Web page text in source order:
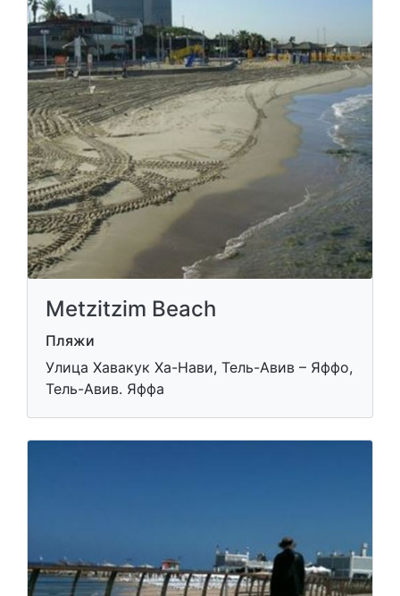
Metzitzim Beach
Пляжи
Улица Хавакук Ха-Нави, Тель-Авив – Яффо,
Тель-Авив. Яффа